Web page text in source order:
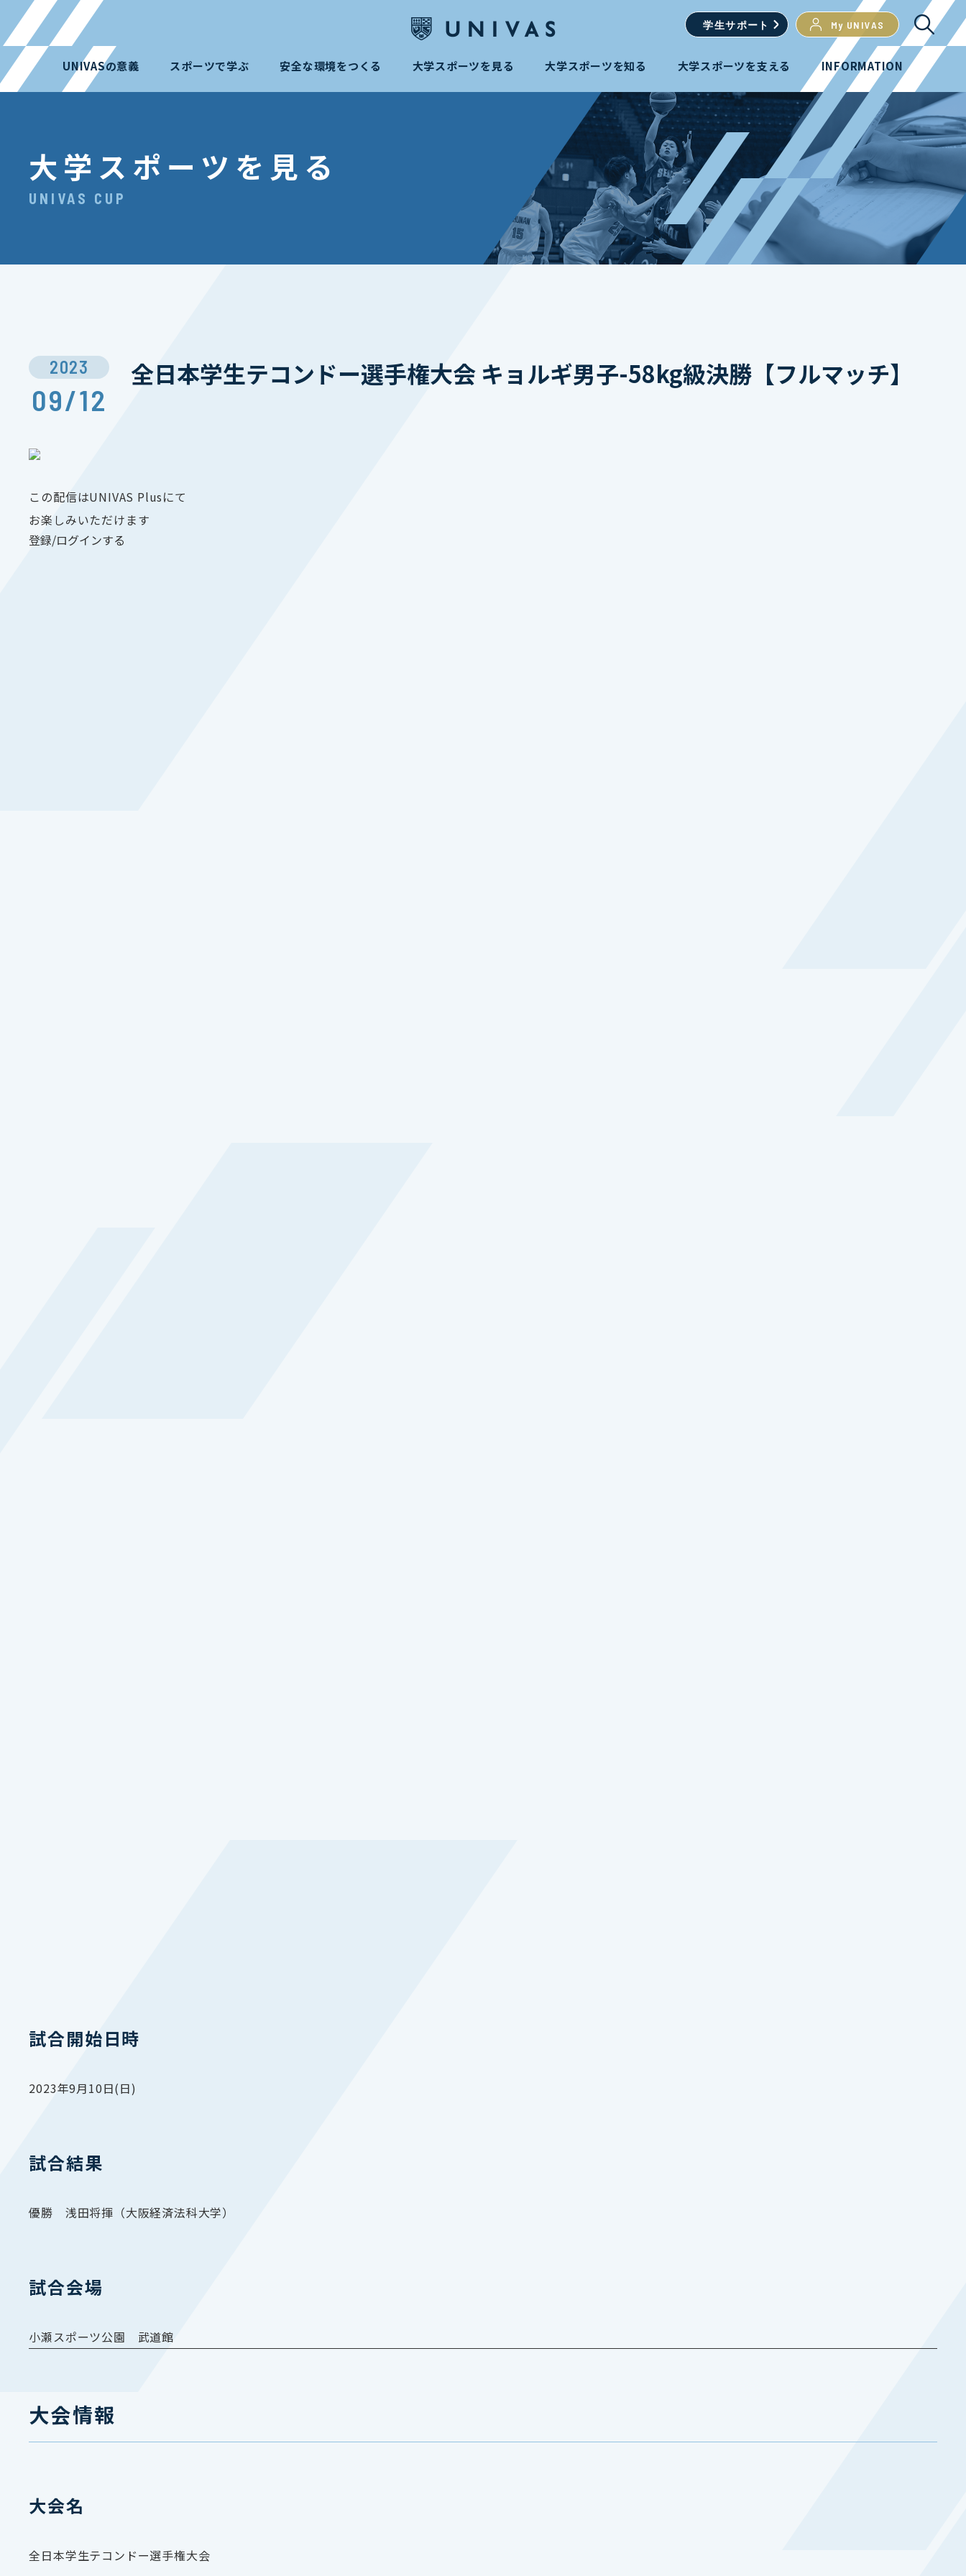
学生サポート My UNIVAS
UNIVASの意義 スポーツで学ぶ 安全な環境をつくる 大学スポーツを見る 大学スポーツを知る 大学スポーツを支える INFORMATION
大学スポーツを見る
UNIVAS CUP
2023
09/12
全日本学生テコンドー選手権大会 キョルギ男子-58kg級決勝【フルマッチ】
この配信はUNIVAS Plusにて
お楽しみいただけます
登録/ログインする
試合開始日時
2023年9月10日(日)
試合結果
優勝 浅田将揮（大阪経済法科大学）
試合会場
小瀬スポーツ公園 武道館
大会情報
大会名
全日本学生テコンドー選手権大会